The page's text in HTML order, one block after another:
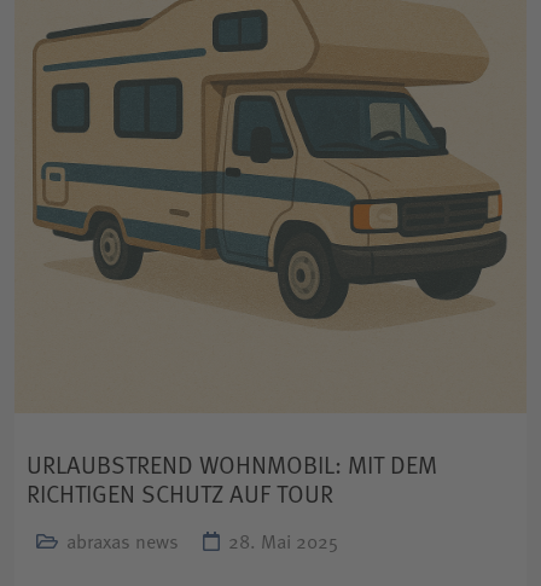
URLAUBSTREND WOHNMOBIL: MIT DEM
RICHTIGEN SCHUTZ AUF TOUR
abraxas news 28. Mai 2025